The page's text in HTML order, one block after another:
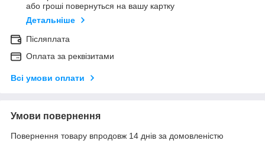
або гроші повернуться на вашу картку
Детальніше
Післяплата
Оплата за реквізитами
Всі умови оплати
Умови повернення
Повернення товару впродовж 14 днів за домовленістю